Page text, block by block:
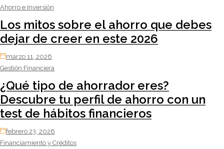
Ahorro e Inversión
Los mitos sobre el ahorro que debes
dejar de creer en este 2026
marzo 11, 2026
Gestión Financiera
¿Qué tipo de ahorrador eres?
Descubre tu perfil de ahorro con un
test de hábitos financieros
febrero 23, 2026
Financiamiento y Créditos